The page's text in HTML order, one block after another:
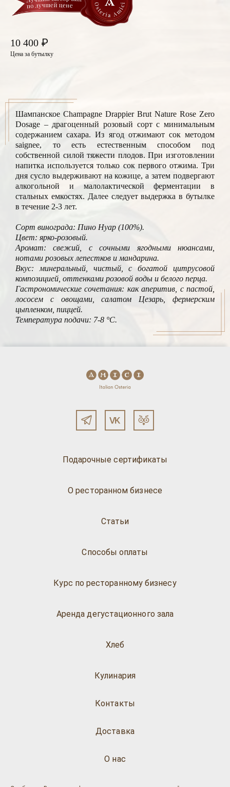
10 400 ₽
Цена за бутылку
Шампанское Champagne Drappier Brut Nature Rose Zero
Dosage – драгоценный розовый сорт с минимальным
содержанием сахара. Из ягод отжимают сок методом
saignee, то есть естественным способом под
собственной силой тяжести плодов. При изготовлении
напитка используется только сок первого отжима. Три
дня сусло выдерживают на кожице, а затем подвергают
алкогольной и малолактической ферментации в
стальных емкостях. Далее следует выдержка в бутылке
в течение 2-3 лет.
Сорт винограда: Пино Нуар (100%).
Цвет: ярко-розовый.
Аромат: свежий, с сочными ягодными нюансами,
нотами розовых лепестков и мандарина.
Вкус: минеральный, чистый, с богатой цитрусовой
композицией, оттенками розовой воды и белого перца.
Гастрономические сочетания: как аперитив, с пастой,
лососем с овощами, салатом Цезарь, фермерским
цыпленком, пиццей.
Температура подачи: 7-8 °С.
Подарочные сертификаты
О ресторанном бизнесе
Статьи
Способы оплаты
Курс по ресторанному бизнесу
Аренда дегустационного зала
Хлеб
Кулинария
О нас
Доставка
Контакты